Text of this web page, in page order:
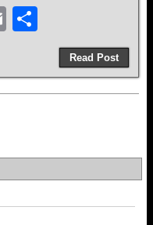
E
ar
e
Read Post